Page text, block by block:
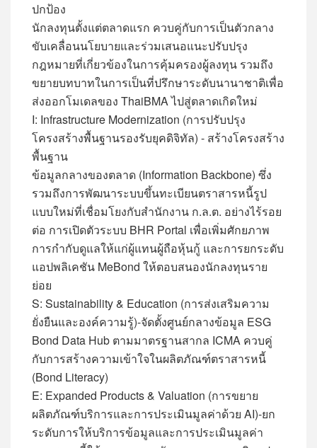
ปกป้อง
นักลงทุนตั้งแต่ตลาดแรก ควบคู่กับการเป็นตัวกลาง
ขับเคลื่อนนโยบายและร่วมเสนอแนะปรับปรุง
กฎหมายที่เกี่ยวข้องในการคุ้มครองผู้ลงทุน รวมถึง
ขยายบทบาทในการเป็นที่ปรึกษาระดับนานาชาติเพื่อ
ส่งออกโมเดลของ ThaiBMA ไปสู่ตลาดเกิดใหม่
I: Infrastructure Modernization (การปรับปรุง
โครงสร้างพื้นฐานรองรับยุคดิจิทัล) - สร้างโครงสร้าง
พื้นฐาน
ข้อมูลกลางของตลาด (Information Backbone) ซึ่ง
รวมถึงการพัฒนาระบบขึ้นทะเบียนตราสารหนี้รูป
แบบใหม่ที่เชื่อมโยงกับสำนักงาน ก.ล.ต. อย่างไร้รอย
ต่อ การเปิดตัวระบบ BHR Portal เพื่อเพิ่มศักยภาพ
การกำกับดูแลให้แก่ผู้แทนผู้ถือหุ้นกู้ และการยกระดับ
แอปพลิเคชัน MeBond ให้ตอบสนองนักลงทุนราย
ย่อย
S: Sustainability & Education (การส่งเสริมความ
ยั่งยืนและองค์ความรู้)-จัดตั้งศูนย์กลางข้อมูล ESG
Bond Data Hub ตามมาตรฐานสากล ICMA ควบคู่
กับการสร้างความเข้าใจในผลิตภัณฑ์ตราสารหนี้
(Bond Literacy)
E: Expanded Products & Valuation (การขยาย
ผลิตภัณฑ์บริการและการประเมินมูลค่าด้วย AI)-ยก
ระดับการให้บริการข้อมูลและการประเมินมูลค่า